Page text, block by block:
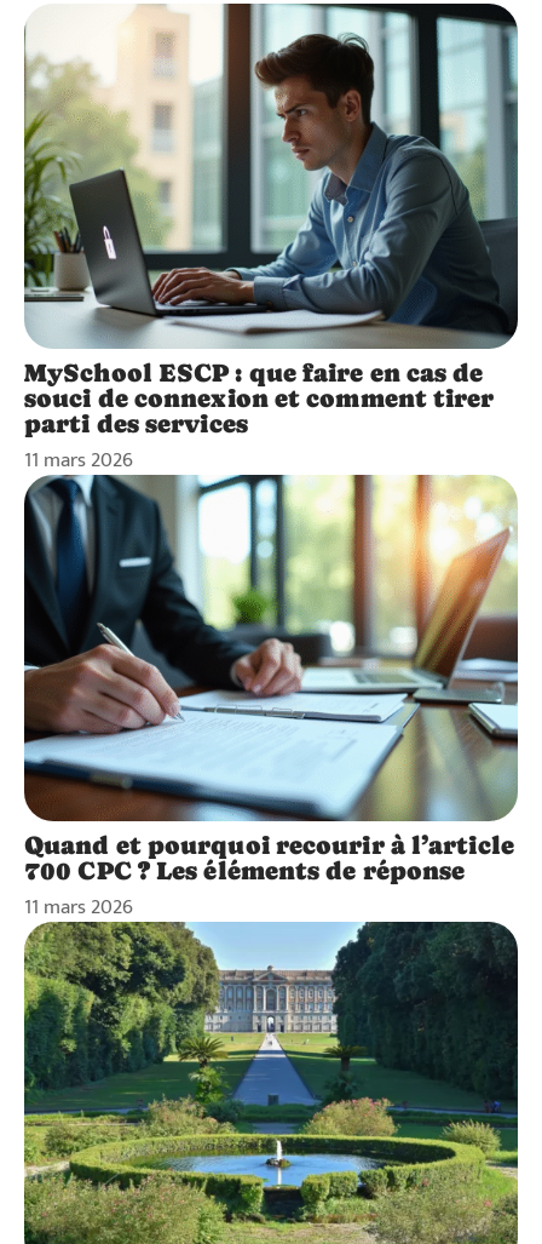
MySchool ESCP : que faire en cas de
souci de connexion et comment tirer
parti des services
11 mars 2026
Quand et pourquoi recourir à l’article
700 CPC ? Les éléments de réponse
11 mars 2026